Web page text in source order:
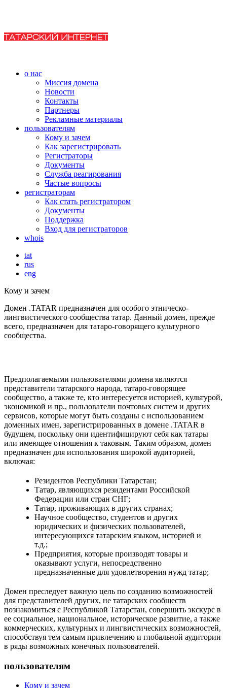
о нас
Миссия домена
Новости
Контакты
Партнеры
Рекламные материалы
пользователям
Кому и зачем
Как зарегистрировать
Регистраторы
Документы
Служба реагирования
Частые вопросы
регистраторам
Как стать регистратором
Документы
Поддержка
Вход для регистраторов
whois
tat
rus
eng
Кому и зачем
Домен .TATAR предназначен для особого этническо-
лингвистического сообщества татар. Данный домен, прежде
всего, предназначен для татаро-говорящего культурного
сообщества.
Предполагаемыми пользователями домена являются
представители татарского народа, татаро-говорящее
сообщество, а также те, кто интересуется историей, культурой,
экономикой и пр., пользователи почтовых систем и других
сервисов, которые могут быть созданы с использованием
доменных имен, зарегистрированных в домене .TATAR в
будущем, поскольку они идентифицируют себя как татары
или имеющее отношения к таковым. Таким образом, домен
предназначен для использования широкой аудиторией,
включая:
Резидентов Республики Татарстан;
Татар, являющихся резидентами Российской
Федерации или стран СНГ;
Татар, проживающих в других странах;
Научное сообщество, студентов и других
юридических и физических пользователей,
интересующихся татарским языком, историей и
т.д.;
Предприятия, которые производят товары и
оказывают услуги, непосредственно
предназначенные для удовлетворения нужд татар;
Домен преследует важную цель по созданию возможностей
для представителей других, не татарских сообществ
познакомиться с Республикой Татарстан, совершить экскурс в
ее социальное, национальное, историческое развитие, а также
коммерческих, культурных и лингвистических возможностей,
способствуя тем самым привлечению и глобальной аудитории
в ряды возможных конечных пользователей.
пользователям
Кому и зачем